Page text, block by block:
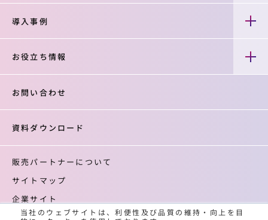
当社のウェブサイトは、利便性及び品質の維持・向上を目
導入事例
お役立ち情報
お問い合わせ
資料ダウンロード
販売パートナーについて
サイトマップ
企業サイト
登録商標について